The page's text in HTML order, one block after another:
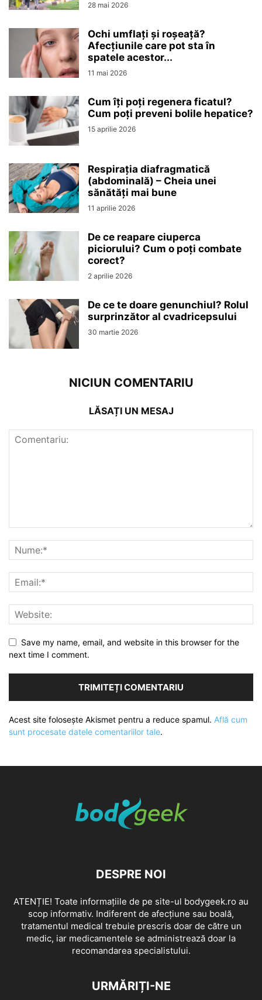
28 mai 2026
Ochi umflați și roșeață?
Afecțiunile care pot sta în
spatele acestor...
11 mai 2026
Cum îți poți regenera ficatul?
Cum poți preveni bolile hepatice?
15 aprilie 2026
Respirația diafragmatică
(abdominală) – Cheia unei
sănătăți mai bune
11 aprilie 2026
De ce reapare ciuperca
piciorului? Cum o poți combate
corect?
2 aprilie 2026
De ce te doare genunchiul? Rolul
surprinzător al cvadricepsului
30 martie 2026
NICIUN COMENTARIU
LĂSAȚI UN MESAJ
Save my name, email, and website in this browser for the
next time I comment.
Acest site folosește Akismet pentru a reduce spamul. Află cum
sunt procesate datele comentariilor tale.
DESPRE NOI
ATENȚIE! Toate informațiile de pe site-ul bodygeek.ro au
scop informativ. Indiferent de afecțiune sau boală,
tratamentul medical trebuie prescris doar de către un
medic, iar medicamentele se administrează doar la
recomandarea specialistului.
URMĂRIȚI-NE